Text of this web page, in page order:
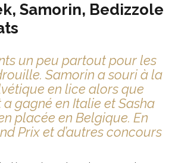
Samorin, Bedizzole
un peu partout pour les
Samorin a souri à la
en lice alors que
gagné en Italie et Sasha
placée en Belgique. En
Prix et d’autres concours